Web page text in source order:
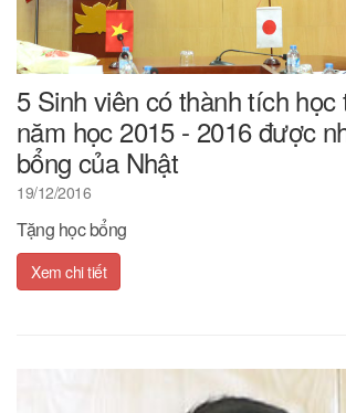
5 Sinh viên có thành tích
năm học 2015 - 2016 được
bổng của Nhật
19/12/2016
Tặng học bổng
Xem chi tiết